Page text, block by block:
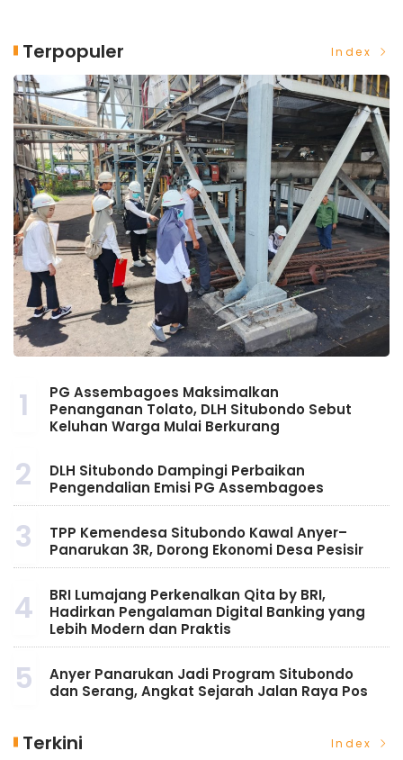
Terpopuler Index
1
PG Assembagoes Maksimalkan
Penanganan Tolato, DLH Situbondo Sebut
Keluhan Warga Mulai Berkurang
2
DLH Situbondo Dampingi Perbaikan
Pengendalian Emisi PG Assembagoes
3
TPP Kemendesa Situbondo Kawal Anyer–
Panarukan 3R, Dorong Ekonomi Desa Pesisir
4
BRI Lumajang Perkenalkan Qita by BRI,
Hadirkan Pengalaman Digital Banking yang
Lebih Modern dan Praktis
5
Anyer Panarukan Jadi Program Situbondo
dan Serang, Angkat Sejarah Jalan Raya Pos
Terkini Index